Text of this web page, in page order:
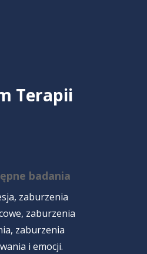
Terapii
badania
zaburzenia
zaburzenia
zaburzenia
i emocji.